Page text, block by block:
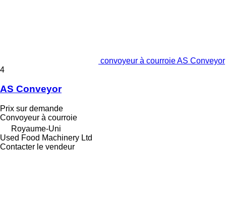
convoyeur à courroie AS Conveyor
4
AS Conveyor
Prix sur demande
Convoyeur à courroie
Royaume-Uni
Used Food Machinery Ltd
Contacter le vendeur